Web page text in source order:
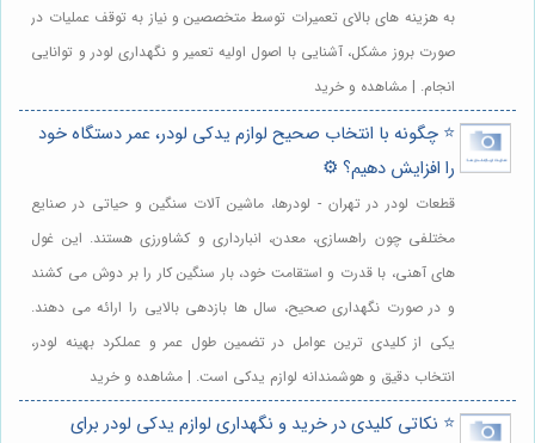
به هزینه های بالای تعمیرات توسط متخصصین و نیاز به توقف عملیات در
صورت بروز مشکل، آشنایی با اصول اولیه تعمیر و نگهداری لودر و توانایی
انجام. | مشاهده و خرید
⭐️ چگونه با انتخاب صحیح لوازم یدکی لودر، عمر دستگاه خود
را افزایش دهیم؟ ⚙️
قطعات لودر در تهران - لودرها، ماشین آلات سنگین و حیاتی در صنایع
مختلفی چون راهسازی، معدن، انبارداری و کشاورزی هستند. این غول
های آهنی، با قدرت و استقامت خود، بار سنگین کار را بر دوش می کشند
و در صورت نگهداری صحیح، سال ها بازدهی بالایی را ارائه می دهند.
یکی از کلیدی ترین عوامل در تضمین طول عمر و عملکرد بهینه لودر،
انتخاب دقیق و هوشمندانه لوازم یدکی است. | مشاهده و خرید
⭐️ نکاتی کلیدی در خرید و نگهداری لوازم یدکی لودر برای